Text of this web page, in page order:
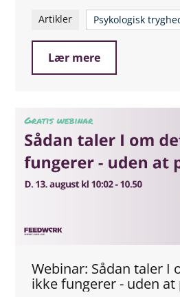
Artikler Psykologisk
Lær mere
Webinar: Sådan taler I
ikke fungerer - uden at